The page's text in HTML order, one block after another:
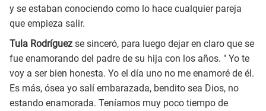
y se estaban conociendo como lo hace cualquier pareja
que empieza salir.
Tula Rodríguez se sinceró, para luego dejar en claro que se
fue enamorando del padre de su hija con los años. " Yo te
voy a ser bien honesta. Yo el día uno no me enamoré de él.
Es más, ósea yo salí embarazada, bendito sea Dios, no
estando enamorada. Teníamos muy poco tiempo de